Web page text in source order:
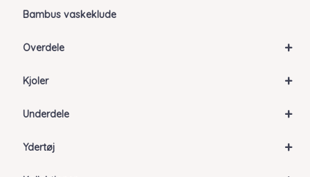
Bambus vaskeklude
+
Overdele
+
Kjoler
+
Underdele
+
Ydertøj